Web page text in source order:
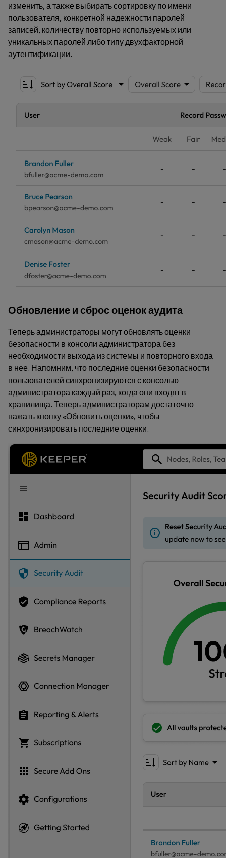
изменить, а также выбирать сортировку по имени
пользователя, конкретной надежности паролей
записей, количеству повторно используемых или
уникальных паролей либо типу двухфакторной
аутентификации.
Обновление и сброс оценок аудита
Теперь администраторы могут обновлять оценки
безопасности в консоли администратора без
необходимости выхода из системы и повторного входа
в нее. Напомним, что последние оценки безопасности
пользователей синхронизируются с консолью
администратора каждый раз, когда они входят в
хранилища. Теперь администраторам достаточно
нажать кнопку «Обновить оценки», чтобы
синхронизировать последние оценки.